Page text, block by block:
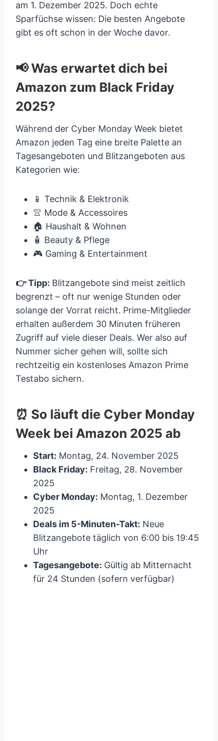
am 1. Dezember 2025. Doch echte
Sparfüchse wissen: Die besten Angebote
gibt es oft schon in der Woche davor.
📢 Was erwartet dich bei
Amazon zum Black Friday
2025?
Während der Cyber Monday Week bietet
Amazon jeden Tag eine breite Palette an
Tagesangeboten und Blitzangeboten aus
Kategorien wie:
📱 Technik & Elektronik
👚 Mode & Accessoires
🏠 Haushalt & Wohnen
🧴 Beauty & Pflege
🎮 Gaming & Entertainment
👉 Tipp: Blitzangebote sind meist zeitlich
begrenzt – oft nur wenige Stunden oder
solange der Vorrat reicht. Prime-Mitglieder
erhalten außerdem 30 Minuten früheren
Zugriff auf viele dieser Deals. Wer also auf
Nummer sicher gehen will, sollte sich
rechtzeitig ein kostenloses Amazon Prime
Testabo sichern.
⏰ So läuft die Cyber Monday
Week bei Amazon 2025 ab
Start: Montag, 24. November 2025
Black Friday: Freitag, 28. November
2025
Cyber Monday: Montag, 1. Dezember
2025
Deals im 5-Minuten-Takt: Neue
Blitzangebote täglich von 6:00 bis 19:45
Uhr
Tagesangebote: Gültig ab Mitternacht
für 24 Stunden (sofern verfügbar)